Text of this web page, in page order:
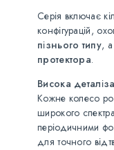
Серія включає
конфігурацій,
пізнього типу, а
протектора.
Висока
Кожне колесо
широкого
періодичними
для точного